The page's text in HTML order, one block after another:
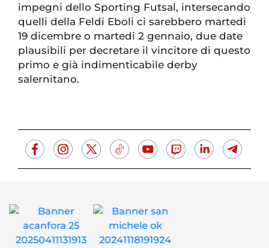
impegni dello Sporting Futsal, intersecando
quelli della Feldi Eboli ci sarebbero martedi
19 dicembre o martedi 2 gennaio, due date
plausibili per decretare il vincitore di questo
primo e già indimenticabile derby
salernitano.